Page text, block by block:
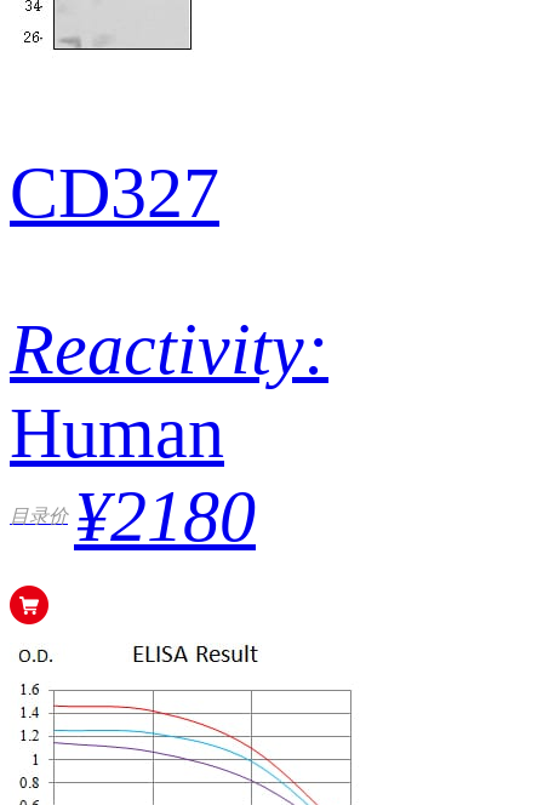
CD327
Reactivity:
Human
目录价 ¥2180